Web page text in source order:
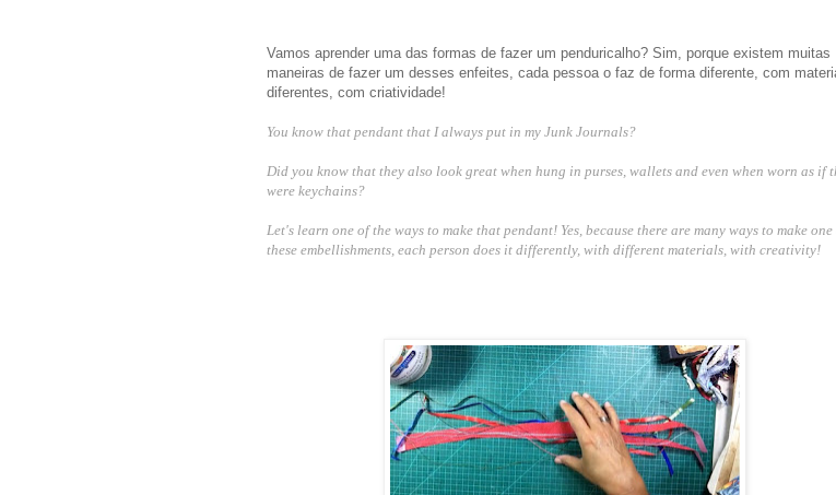
Vamos aprender uma das formas de fazer um penduricalho? Sim, porque existem muitas
maneiras de fazer um desses enfeites, cada pessoa o faz de forma diferente, com
diferentes, com criatividade!
You know that pendant that I always put in my Junk Journals?
Did you know that they also look great when hung in purses, wallets and even when worn as if
were keychains?
Let's learn one of the ways to make that pendant! Yes, because there are many ways to make
these embellishments, each person does it differently, with different materials, with creativity!